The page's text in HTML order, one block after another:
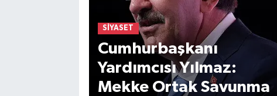
SIYASET
Cumhurbaşkanı
Yardımcısı Yılmaz:
Mekke Ortak Savunma